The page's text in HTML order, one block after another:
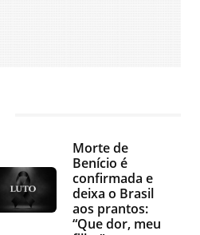
Morte de
Benício é
confirmada e
deixa o Brasil
aos prantos:
“Que dor, meu